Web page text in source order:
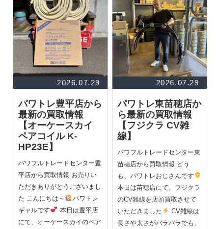
2026.07.29
パワトレ豊平店から
最新の買取情報
【オーケースカイ
ペアコイル K-
HP23E】
パワフルトレードセンター豊
平店から買取情報 お売りい
ただきありがとうございまし
た こんにちは～
パワトレ
ギャルです
本日は豊平店
にて、オーケースカイのペア
2026.07.29
パワトレ東苗穂店か
ら最新の買取情報
【フジクラ CV雑
線】
パワフルトレードセンター東
苗穂店から買取情報 どう
も、パワトレおじさんです
本日は苗穂店にて、フジクラ
のCV雑線を店頭買取させて
いただきました
CV雑線は
長さや太さがバラバラでも、